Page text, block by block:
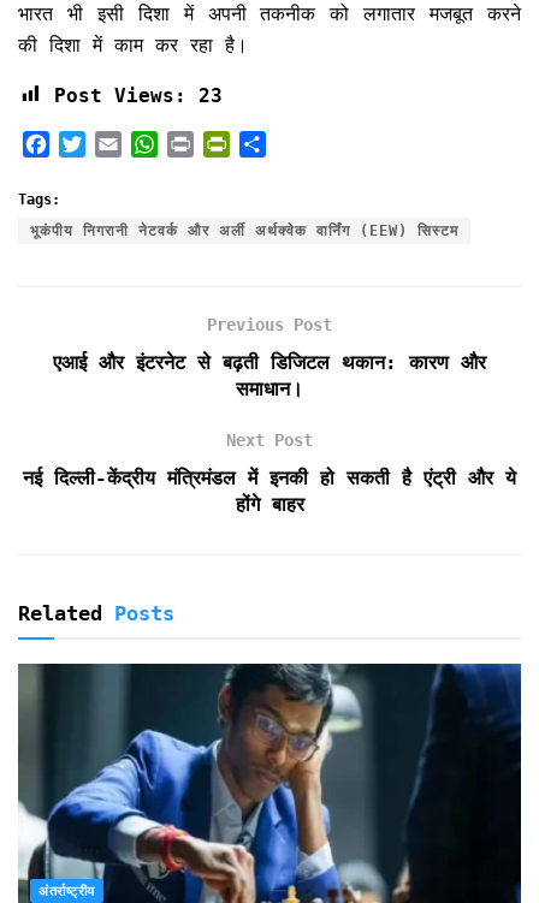
भारत भी इसी दिशा में अपनी तकनीक को लगातार मजबूत करने
की दिशा में काम कर रहा है।
Post Views: 23
c
e
t
i
t
n
n
i
e
n
l
r
Tags:
भूकंपीय निगरानी नेटवर्क और अर्ली अर्थक्वेक वार्निंग (EEW) सिस्टम
Previous Post
एआई और इंटरनेट से बढ़ती डिजिटल थकान: कारण और
समाधान।
Next Post
नई दिल्ली-केंद्रीय मंत्रिमंडल में इनकी हो सकती है एंट्री और ये
होंगे बाहर
Related Posts
अंतर्राष्ट्रीय